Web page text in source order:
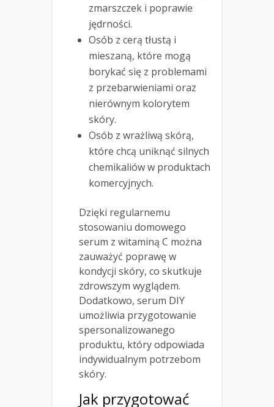
zmarszczek i poprawie
jędrności.
Osób z cerą tłustą i
mieszaną, które mogą
borykać się z problemami
z przebarwieniami oraz
nierównym kolorytem
skóry.
Osób z wrażliwą skórą,
które chcą uniknąć silnych
chemikaliów w produktach
komercyjnych.
Dzięki regularnemu
stosowaniu domowego
serum z witaminą C można
zauważyć poprawę w
kondycji skóry, co skutkuje
zdrowszym wyglądem.
Dodatkowo, serum DIY
umożliwia przygotowanie
spersonalizowanego
produktu, który odpowiada
indywidualnym potrzebom
skóry.
Jak przygotować